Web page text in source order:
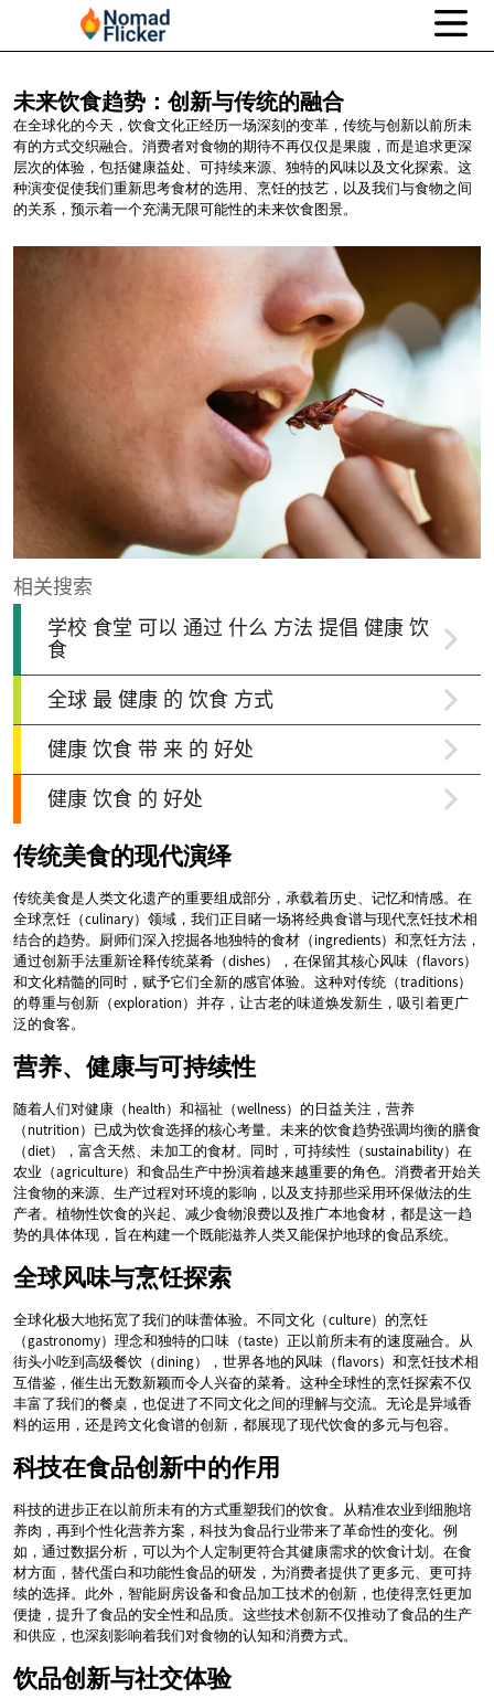
未来饮食趋势：创新与传统的融合
在全球化的今天，饮食文化正经历一场深刻的变革，传统与创新以前所未
有的方式交织融合。消费者对食物的期待不再仅仅是果腹，而是追求更深
层次的体验，包括健康益处、可持续来源、独特的风味以及文化探索。这
种演变促使我们重新思考食材的选用、烹饪的技艺，以及我们与食物之间
的关系，预示着一个充满无限可能性的未来饮食图景。
传统美食的现代演绎
传统美食是人类文化遗产的重要组成部分，承载着历史、记忆和情感。在
全球烹饪（culinary）领域，我们正目睹一场将经典食谱与现代烹饪技术相
结合的趋势。厨师们深入挖掘各地独特的食材（ingredients）和烹饪方法，
通过创新手法重新诠释传统菜肴（dishes），在保留其核心风味（flavors）
和文化精髓的同时，赋予它们全新的感官体验。这种对传统（traditions）
的尊重与创新（exploration）并存，让古老的味道焕发新生，吸引着更广
泛的食客。
营养、健康与可持续性
随着人们对健康（health）和福祉（wellness）的日益关注，营养
（nutrition）已成为饮食选择的核心考量。未来的饮食趋势强调均衡的膳食
（diet），富含天然、未加工的食材。同时，可持续性（sustainability）在
农业（agriculture）和食品生产中扮演着越来越重要的角色。消费者开始关
注食物的来源、生产过程对环境的影响，以及支持那些采用环保做法的生
产者。植物性饮食的兴起、减少食物浪费以及推广本地食材，都是这一趋
势的具体体现，旨在构建一个既能滋养人类又能保护地球的食品系统。
全球风味与烹饪探索
全球化极大地拓宽了我们的味蕾体验。不同文化（culture）的烹饪
（gastronomy）理念和独特的口味（taste）正以前所未有的速度融合。从
街头小吃到高级餐饮（dining），世界各地的风味（flavors）和烹饪技术相
互借鉴，催生出无数新颖而令人兴奋的菜肴。这种全球性的烹饪探索不仅
丰富了我们的餐桌，也促进了不同文化之间的理解与交流。无论是异域香
料的运用，还是跨文化食谱的创新，都展现了现代饮食的多元与包容。
科技在食品创新中的作用
科技的进步正在以前所未有的方式重塑我们的饮食。从精准农业到细胞培
养肉，再到个性化营养方案，科技为食品行业带来了革命性的变化。例
如，通过数据分析，可以为个人定制更符合其健康需求的饮食计划。在食
材方面，替代蛋白和功能性食品的研发，为消费者提供了更多元、更可持
续的选择。此外，智能厨房设备和食品加工技术的创新，也使得烹饪更加
便捷，提升了食品的安全性和品质。这些技术创新不仅推动了食品的生产
和供应，也深刻影响着我们对食物的认知和消费方式。
饮品创新与社交体验